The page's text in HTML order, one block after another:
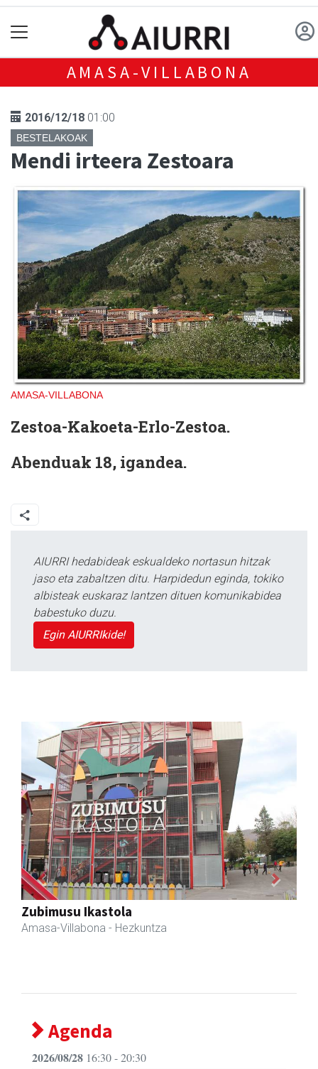
AMASA-VILLABONA
2016/12/18 01:00
BESTELAKOAK
Mendi irteera Zestoara
AMASA-VILLABONA
Zestoa-Kakoeta-Erlo-Zestoa.
Abenduak 18, igandea.
AIURRI hedabideak eskualdeko nortasun hitzak
jaso eta zabaltzen ditu. Harpidedun eginda, tokiko
albisteak euskaraz lantzen dituen komunikabidea
babestuko duzu.
Egin AIURRIkide!
Fleming Herri Eskola
Amasa-Villabona - Hezkuntza
Previous Next
Agenda
2026/08/28 16:30 - 20:30